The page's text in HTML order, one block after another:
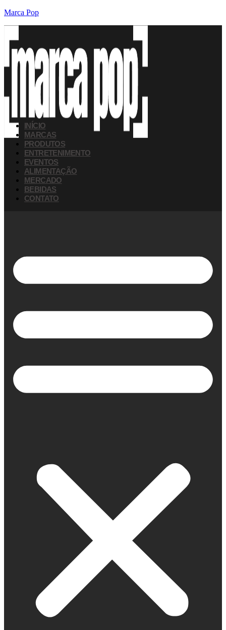
Marca Pop
INÍCIO
MARCAS
PRODUTOS
ENTRETENIMENTO
EVENTOS
ALIMENTAÇÃO
MERCADO
BEBIDAS
CONTATO